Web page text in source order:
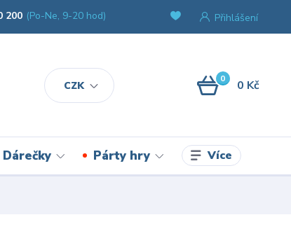
CZK
Přihlášení
200 (Po-Ne, 9-20 hod)
0 0 Kč
Dárečky Párty hry Více